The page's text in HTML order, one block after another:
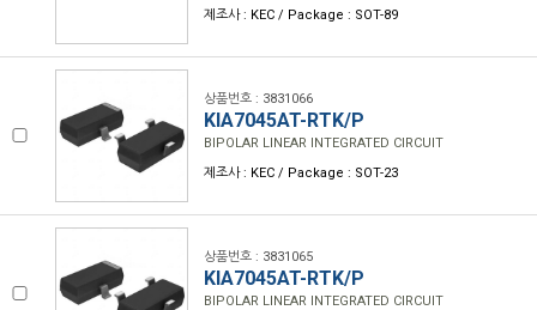
제조사 : KEC / Package : SOT-89
상품번호 : 3831066
KIA7045AT-RTK/P
BIPOLAR LINEAR INTEGRATED CIRCUIT
제조사 : KEC / Package : SOT-23
상품번호 : 3831065
KIA7045AT-RTK/P
BIPOLAR LINEAR INTEGRATED CIRCUIT